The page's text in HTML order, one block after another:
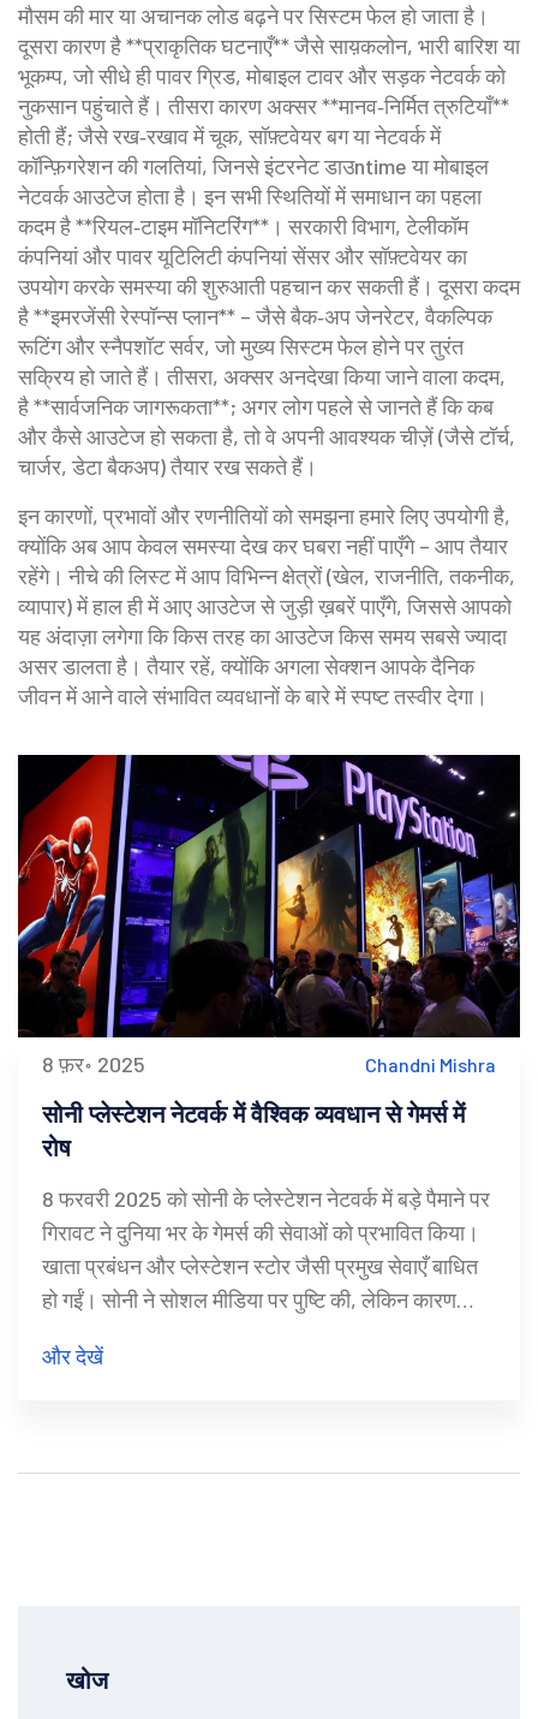
मौसम की मार या अचानक लोड बढ़ने पर सिस्टम फेल हो जाता है।
दूसरा कारण है **प्राकृतिक घटनाएँ** जैसे साय़कलोन, भारी बारिश या
भूकम्प, जो सीधे ही पावर ग्रिड, मोबाइल टावर और सड़क नेटवर्क को
नुकसान पहुंचाते हैं। तीसरा कारण अक्सर **मानव‑निर्मित त्रुटियाँ**
होती हैं; जैसे रख‑रखाव में चूक, सॉफ़्टवेयर बग या नेटवर्क में
कॉन्फ़िगरेशन की गलतियां, जिनसे इंटरनेट डाउntime या मोबाइल
नेटवर्क आउटेज होता है। इन सभी स्थितियों में समाधान का पहला
कदम है **रियल‑टाइम मॉनिटरिंग**। सरकारी विभाग, टेलीकॉम
कंपनियां और पावर यूटिलिटी कंपनियां सेंसर और सॉफ़्टवेयर का
उपयोग करके समस्या की शुरुआती पहचान कर सकती हैं। दूसरा कदम
है **इमरजेंसी रेस्पॉन्स प्लान** – जैसे बैक‑अप जेनरेटर, वैकल्पिक
रूटिंग और स्नैपशॉट सर्वर, जो मुख्य सिस्टम फेल होने पर तुरंत
सक्रिय हो जाते हैं। तीसरा, अक्सर अनदेखा किया जाने वाला कदम,
है **सार्वजनिक जागरूकता**; अगर लोग पहले से जानते हैं कि कब
और कैसे आउटेज हो सकता है, तो वे अपनी आवश्यक चीज़ें (जैसे टॉर्च,
चार्जर, डेटा बैकअप) तैयार रख सकते हैं।
इन कारणों, प्रभावों और रणनीतियों को समझना हमारे लिए उपयोगी है,
क्योंकि अब आप केवल समस्या देख कर घबरा नहीं पाएँगे – आप तैयार
रहेंगे। नीचे की लिस्ट में आप विभिन्न क्षेत्रों (खेल, राजनीति, तकनीक,
व्यापार) में हाल ही में आए आउटेज से जुड़ी ख़बरें पाएँगे, जिससे आपको
यह अंदाज़ा लगेगा कि किस तरह का आउटेज किस समय सबसे ज्यादा
असर डालता है। तैयार रहें, क्योंकि अगला सेक्शन आपके दैनिक
जीवन में आने वाले संभावित व्यवधानों के बारे में स्पष्ट तस्वीर देगा।
8 फ़र॰ 2025 Chandni Mishra
सोनी प्लेस्टेशन नेटवर्क में वैश्विक व्यवधान से गेमर्स में
रोष
8 फरवरी 2025 को सोनी के प्लेस्टेशन नेटवर्क में बड़े पैमाने पर
गिरावट ने दुनिया भर के गेमर्स की सेवाओं को प्रभावित किया।
खाता प्रबंधन और प्लेस्टेशन स्टोर जैसी प्रमुख सेवाएँ बाधित
हो गईं। सोनी ने सोशल मीडिया पर पुष्टि की, लेकिन कारण
प्रमुख व्यवधान हुआ था।
और देखें
खोज